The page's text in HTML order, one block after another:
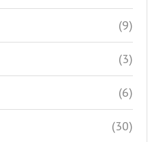
(9)
(3)
(6)
(30)